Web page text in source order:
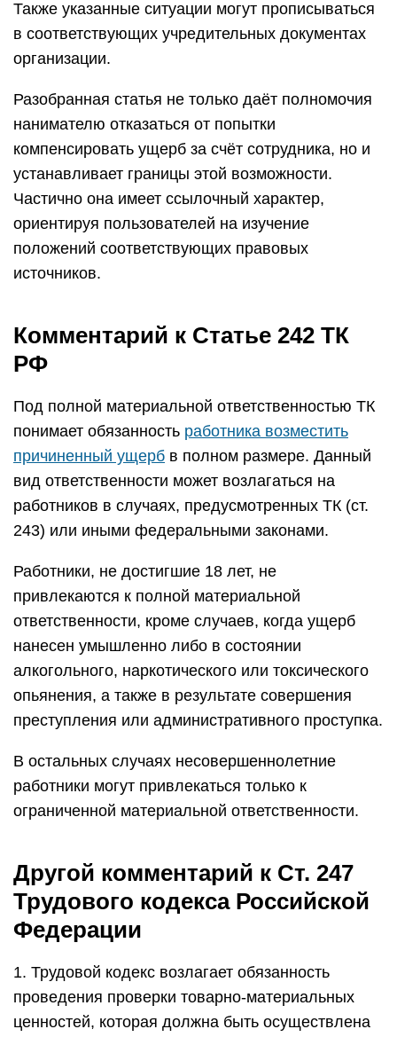
Также указанные ситуации могут прописываться
в соответствующих учредительных документах
организации.
Разобранная статья не только даёт полномочия
нанимателю отказаться от попытки
компенсировать ущерб за счёт сотрудника, но и
устанавливает границы этой возможности.
Частично она имеет ссылочный характер,
ориентируя пользователей на изучение
положений соответствующих правовых
источников.
Комментарий к Статье 242 ТК
РФ
Под полной материальной ответственностью ТК
понимает обязанность работника возместить
причиненный ущерб в полном размере. Данный
вид ответственности может возлагаться на
работников в случаях, предусмотренных ТК (ст.
243) или иными федеральными законами.
Работники, не достигшие 18 лет, не
привлекаются к полной материальной
ответственности, кроме случаев, когда ущерб
нанесен умышленно либо в состоянии
алкогольного, наркотического или токсического
опьянения, а также в результате совершения
преступления или административного проступка.
В остальных случаях несовершеннолетние
работники могут привлекаться только к
ограниченной материальной ответственности.
Другой комментарий к Ст. 247
Трудового кодекса Российской
Федерации
1. Трудовой кодекс возлагает обязанность
проведения проверки товарно-материальных
ценностей, которая должна быть осуществлена